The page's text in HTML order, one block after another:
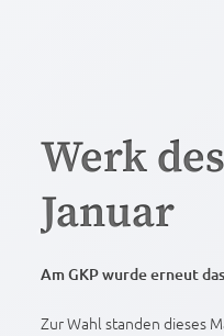
Werk
Januar
Am GKP wurde erneut
Zur Wahl standen dieses